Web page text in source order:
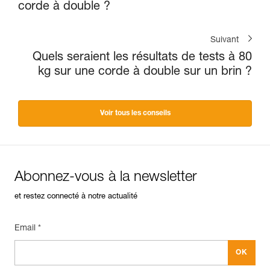
corde à double ?
Suivant
Quels seraient les résultats de tests à 80
kg sur une corde à double sur un brin ?
Voir tous les conseils
Abonnez-vous à la newsletter
et restez connecté à notre actualité
Email *